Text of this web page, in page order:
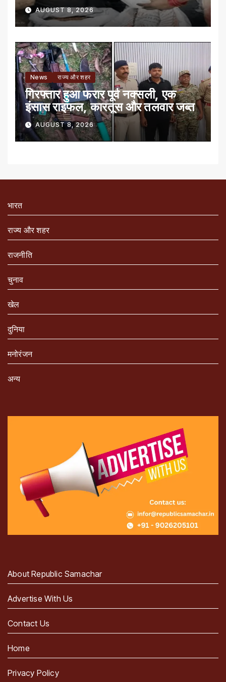
AUGUST 8, 2026
News राज्य और शहर
गिरफ्तार हुआ फरार पूर्व नक्सली, एक
इंसास राइफल, कारतूस और तलवार जब्त
AUGUST 8, 2026
भारत
राज्य और शहर
राजनीति
चुनाव
खेल
दुनिया
मनोरंजन
अन्य
About Republic Samachar
Advertise With Us
Contact Us
Home
Privacy Policy